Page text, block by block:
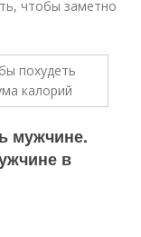
чтобы заметно
мужчине.
в